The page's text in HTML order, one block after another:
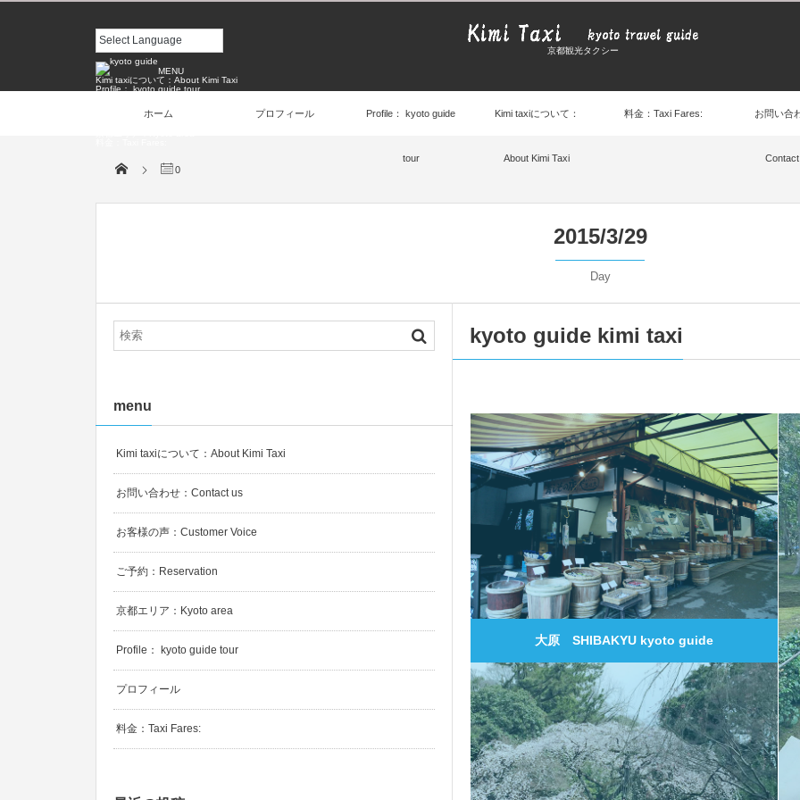
京都観光タクシー
MENU
Kimi taxiについて：About Kimi Taxi
Profile： kyoto guide tour
ご予約：Reservation
ホーム プロフィール Profile： kyoto guide
tour
Kimi taxiについて：
About Kimi Taxi
料金：Taxi Fares: お問い合
0
2015/3/29
Day
kyoto guide kimi taxi
大原 SHIBAKYU kyoto guide
0
menu
Kimi taxiについて：About Kimi Taxi
お問い合わせ：Contact us
お客様の声：Customer Voice
ご予約：Reservation
京都エリア：Kyoto area
Profile： kyoto guide tour
プロフィール
料金：Taxi Fares: